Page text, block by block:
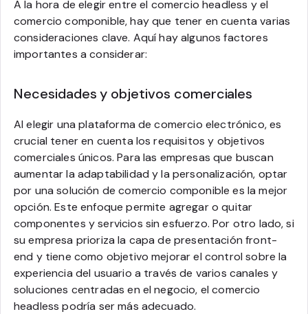
A la hora de elegir entre el comercio headless y el
comercio componible, hay que tener en cuenta varias
consideraciones clave. Aquí hay algunos factores
importantes a considerar:
Necesidades y objetivos comerciales
Al elegir una plataforma de comercio electrónico, es
crucial tener en cuenta los requisitos y objetivos
comerciales únicos. Para las empresas que buscan
aumentar la adaptabilidad y la personalización, optar
por una solución de comercio componible es la mejor
opción. Este enfoque permite agregar o quitar
componentes y servicios sin esfuerzo. Por otro lado, si
su empresa prioriza la capa de presentación front-
end y tiene como objetivo mejorar el control sobre la
experiencia del usuario a través de varios canales y
soluciones centradas en el negocio, el comercio
headless podría ser más adecuado.